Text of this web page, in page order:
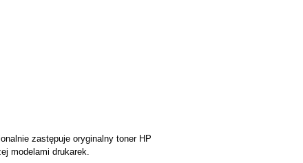
zastępuje oryginalny toner HP
modelami drukarek.